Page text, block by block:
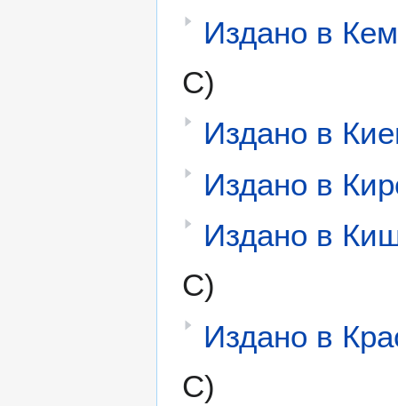
Издано в
С)
Издано в
Издано в
Издано в
С)
Издано в
С)